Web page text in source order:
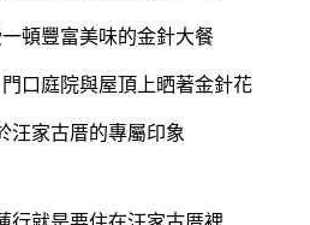
頓豐富美味的金針大餐
口庭院與屋頂上晒著金針花
汪家古厝的專屬印象